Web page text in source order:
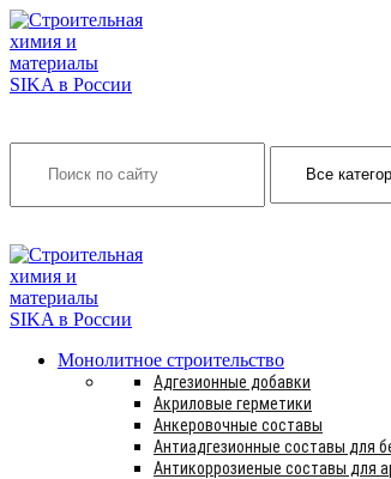
Монолитное строительство
Адгезионные добавки
Акриловые герметики
Анкеровочные составы
Антиадгезионные составы для
Антикоррозиеные составы для